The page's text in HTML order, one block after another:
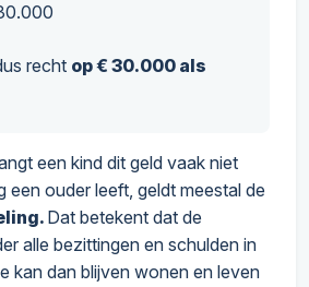
recht op € 30.000 als
een kind dit geld vaak niet
een ouder leeft, geldt meestal de
Dat betekent dat de
alle bezittingen en schulden in
kan dan blijven wonen en leven